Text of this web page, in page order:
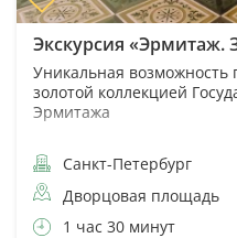
Экскурсия «Эрмитаж.
Уникальная возможность
золотой коллекцией
Эрмитажа
Санкт-Петербург
Дворцовая площадь
1 час 30 минут